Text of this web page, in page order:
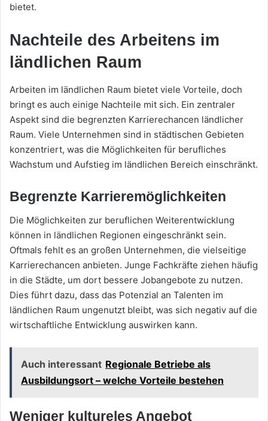
bietet.
Nachteile des Arbeitens im
ländlichen Raum
Arbeiten im ländlichen Raum bietet viele Vorteile, doch
bringt es auch einige Nachteile mit sich. Ein zentraler
Aspekt sind die begrenzten Karrierechancen ländlicher
Raum. Viele Unternehmen sind in städtischen Gebieten
konzentriert, was die Möglichkeiten für berufliches
Wachstum und Aufstieg im ländlichen Bereich einschränkt.
Begrenzte Karrieremöglichkeiten
Die Möglichkeiten zur beruflichen Weiterentwicklung
können in ländlichen Regionen eingeschränkt sein.
Oftmals fehlt es an großen Unternehmen, die vielseitige
Karrierechancen anbieten. Junge Fachkräfte ziehen häufig
in die Städte, um dort bessere Jobangebote zu nutzen.
Dies führt dazu, dass das Potenzial an Talenten im
ländlichen Raum ungenutzt bleibt, was sich negativ auf die
wirtschaftliche Entwicklung auswirken kann.
Auch interessant Regionale Betriebe als
Ausbildungsort – welche Vorteile bestehen
Weniger kultureles Angebot